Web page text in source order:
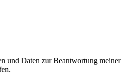
und Daten zur Beantwortung